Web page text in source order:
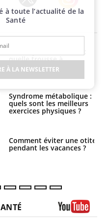
Twitter Instagram
quelle trousse à
pharmacie pour les
vacances ?
Syndrome métabolique :
quels sont les meilleurs
exercices physiques ?
Comment éviter une otite
pendant les vacances ?
à toute l’actualité de la
Santé
À LA NEWSLETTER